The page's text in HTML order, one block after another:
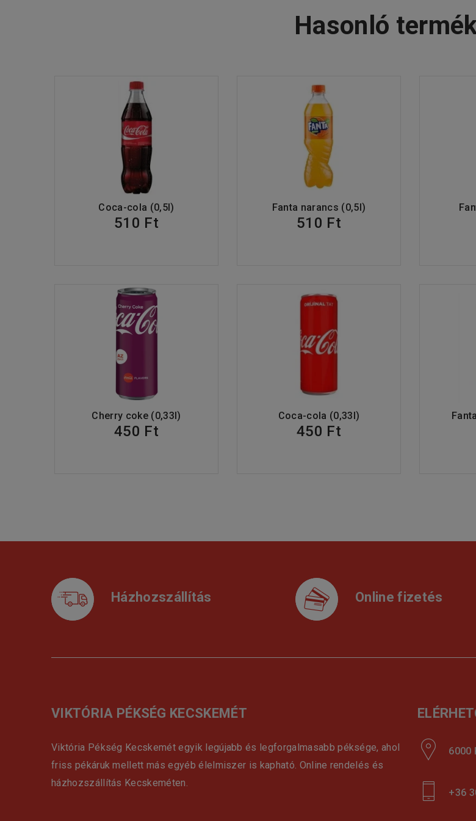
Hasonló
Coca-cola (0,5l)
510 Ft
Fanta narancs (0,5l)
510 Ft
Cherry coke (0,33l)
450 Ft
Coca-cola (0,33l)
450 Ft
Házhozszállítás Online fizetés
VIKTÓRIA PÉKSÉG KECSKEMÉT
Viktória Pékség Kecskemét egyik legújabb és legforgalmasabb péksége, ahol
friss pékáruk mellett más egyéb élelmiszer is kapható. Online rendelés és
házhozszállítás Kecskeméten.
6000
+36